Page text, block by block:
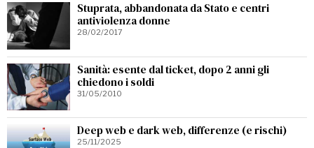
Stuprata, abbandonata da Stato e centri
antiviolenza donne
28/02/2017
Sanità: esente dal ticket, dopo 2 anni gli
chiedono i soldi
31/05/2010
Deep web e dark web, differenze (e rischi)
25/11/2025